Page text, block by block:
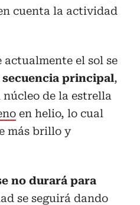
cuenta la actividad
actualmente el sol se
secuencia principal,
de la estrella
en helio, lo cual
más brillo y
no durará para
se seguirá dando